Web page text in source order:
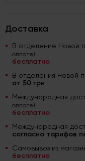
Доставка
В отделение Новой
оплате)
бесплатно
В отделения Новой
от 50 грн
Международная
оплате)
бесплатно
Международная
согласно тарифов
Самовывоз из
бесплатно